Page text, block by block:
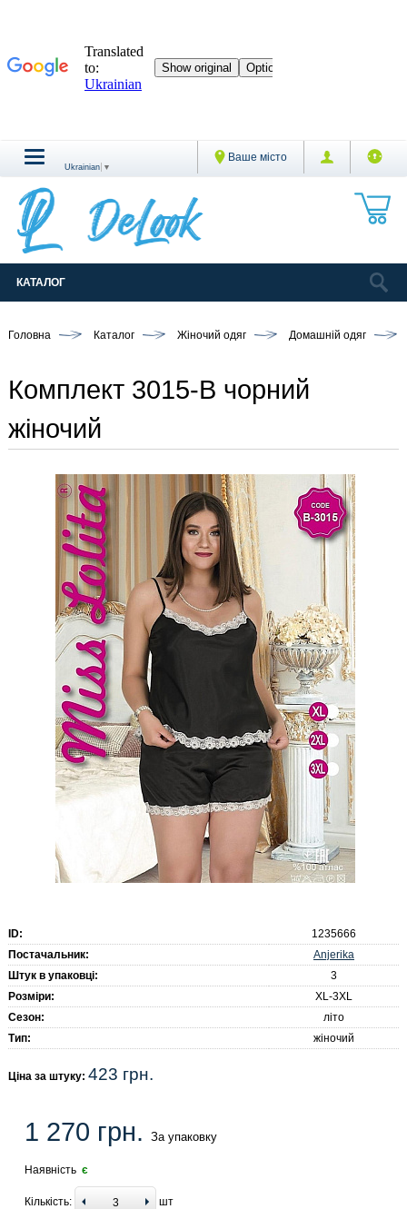
Ваше місто
Ukrainian ▼
КАТАЛОГ
Головна Каталог Жіночий одяг Домашній одяг
Комплект 3015-В чорний
жіночий
ID:
1235666
Постачальник:
Anjerika
Штук в упаковці:
3
Розміри:
XL-3XL
Сезон:
літо
Тип:
жіночий
Ціна за штуку: 423 грн.
1 270 грн. За упаковку
Наявність є
Кількість: шт